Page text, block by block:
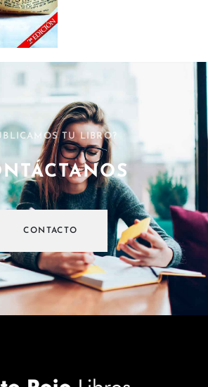
TU LIBRO?
CONTACTO